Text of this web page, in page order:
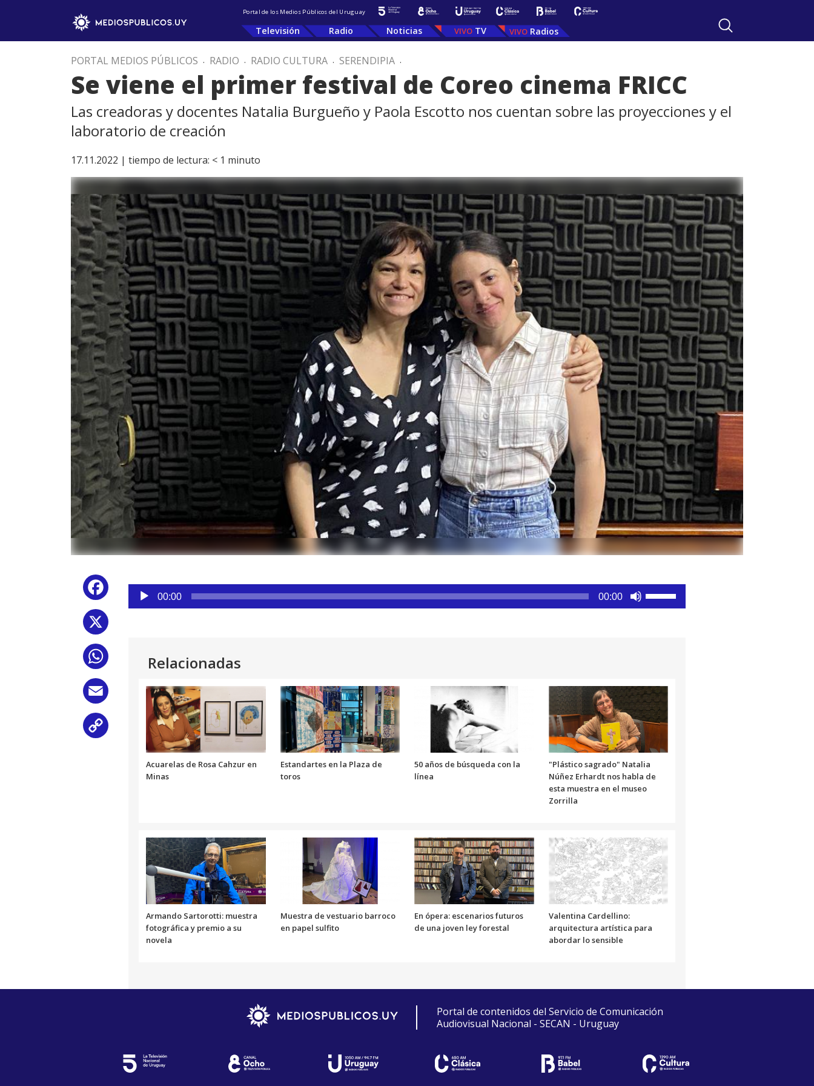
Portal de los Medios Públicos del Uruguay
Televisión Radio Noticias TV Radios
PORTAL MEDIOS PÚBLICOS . RADIO . RADIO CULTURA . SERENDIPIA .
Se viene el primer festival de Coreo cinema FRICC
Las creadoras y docentes Natalia Burgueño y Paola Escotto nos cuentan sobre las proyecciones y el
laboratorio de creación
17.11.2022 | tiempo de lectura: < 1 minuto
Facebook
WhatsApp
Reproductor
audio
00:00 00:00
aumentar
o
disminuir
volumen.
Relacionadas
Acuarelas de Rosa Cahzur en
Minas
Estandartes en la Plaza de
toros
50 años de búsqueda con la
línea
"Plástico sagrado" Natalia
Núñez Erhardt nos habla de
esta muestra en el museo
Zorrilla
Armando Sartorotti: muestra
fotográfica y premio a su
novela
Muestra de vestuario barroco
en papel sulfito
En ópera: escenarios futuros
de una joven ley forestal
Valentina Cardellino:
arquitectura artística para
abordar lo sensible
Portal de contenidos del Servicio de Comunicación
Audiovisual Nacional - SECAN - Uruguay